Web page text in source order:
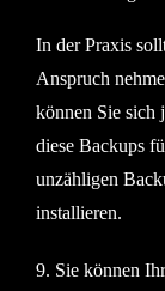
In der Praxis
Anspruch
können Sie sich
diese Backups
unzähligen
installieren.
9. Sie können